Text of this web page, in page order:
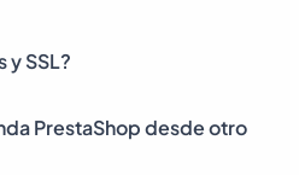
y SSL?
PrestaShop desde otro